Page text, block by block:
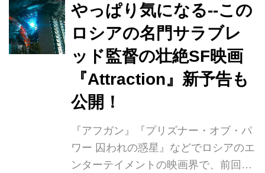
フョードル・ボンダルチュク。 お父さ
んは有名なアカデミー賞外国映画賞も
受賞しているセルゲーイ・ボンダルチ
ュク監督。彼は、俳優としてもロベル
ト・ロッセリーニ監督のイタリア映画
『ローマで夜だった』に出演したり、
レフ・トルストイの長編小説『戦争と
平和』の映画化では、監督を務めると
ともに、自らも主演のピエール・ベズ
ーホフ伯...
やっぱり気になる--この
ロシアの名門サラブレ
ッド監督の壮絶SF映画
『Attraction』新予告も
公開！
『アフガン』『プリズナー・オブ・パ
ワー 囚われの惑星』などでロシアのエ
ンターテイメントの映画界で、前回シ